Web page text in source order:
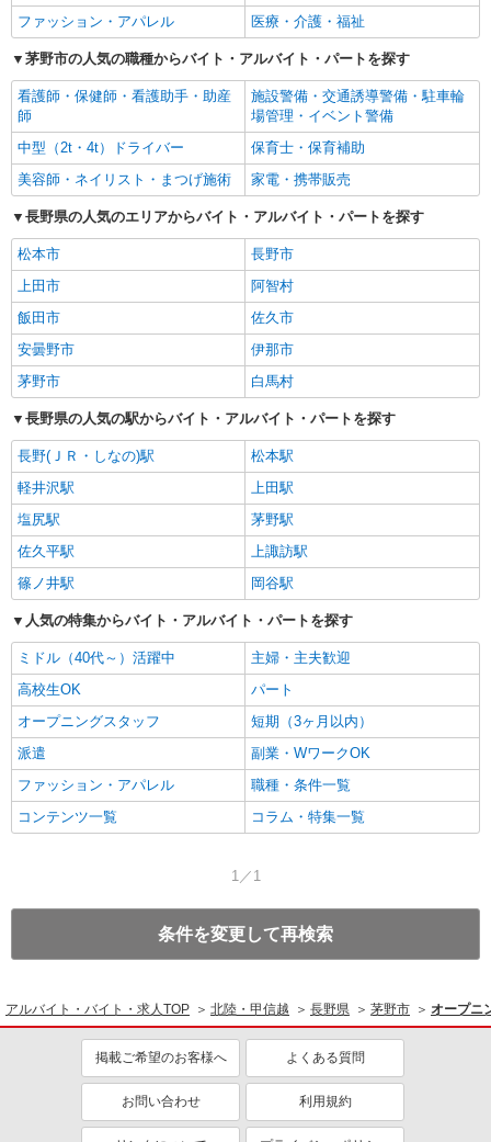
ファッション・アパレル
医療・介護・福祉
茅野市の人気の職種からバイト・アルバイト・パートを探す
看護師・保健師・看護助手・助産
師
施設警備・交通誘導警備・駐車輪
場管理・イベント警備
中型（2t・4t）ドライバー
保育士・保育補助
美容師・ネイリスト・まつげ施術
家電・携帯販売
長野県の人気のエリアからバイト・アルバイト・パートを探す
松本市
長野市
上田市
阿智村
飯田市
佐久市
安曇野市
伊那市
茅野市
白馬村
長野県の人気の駅からバイト・アルバイト・パートを探す
長野(ＪＲ・しなの)駅
松本駅
軽井沢駅
上田駅
塩尻駅
茅野駅
佐久平駅
上諏訪駅
篠ノ井駅
岡谷駅
人気の特集からバイト・アルバイト・パートを探す
ミドル（40代～）活躍中
主婦・主夫歓迎
高校生OK
パート
オープニングスタッフ
短期（3ヶ月以内）
派遣
副業・WワークOK
ファッション・アパレル
職種・条件一覧
コンテンツ一覧
コラム・特集一覧
1／1
条件を変更して再検索
アルバイト・バイト・求人TOP 北陸・甲信越 長野県 茅野市 オープニ
掲載ご希望のお客様へ よくある質問
お問い合わせ 利用規約